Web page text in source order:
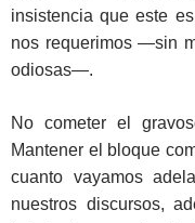
insistencia que este
nos requerimos —sin
odiosas—.
No cometer el
Mantener el bloque
cuanto vayamos
nuestros discursos,